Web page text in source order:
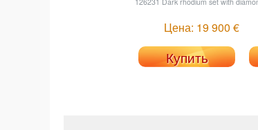
Цена: 19 900 €
Купить